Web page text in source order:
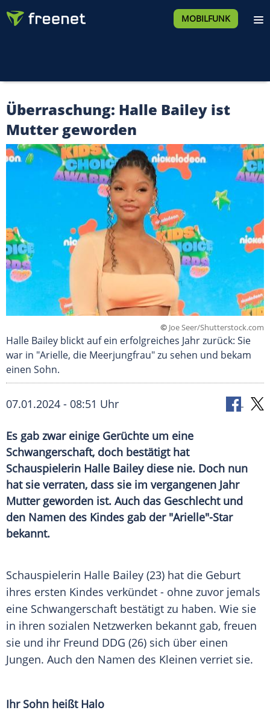
MOBILFUNK
Überraschung: Halle Bailey ist
Mutter geworden
© Joe Seer/Shutterstock.com
Halle Bailey blickt auf ein erfolgreiches Jahr zurück: Sie
war in "Arielle, die Meerjungfrau" zu sehen und bekam
einen Sohn.
07.01.2024 - 08:51 Uhr
Es gab zwar einige Gerüchte um eine
Schwangerschaft, doch bestätigt hat
Schauspielerin Halle Bailey diese nie. Doch nun
hat sie verraten, dass sie im vergangenen Jahr
Mutter geworden ist. Auch das Geschlecht und
den Namen des Kindes gab der "Arielle"-Star
bekannt.
Schauspielerin Halle Bailey (23) hat die Geburt
ihres ersten Kindes verkündet - ohne zuvor jemals
eine Schwangerschaft bestätigt zu haben. Wie sie
in ihren sozialen Netzwerken bekannt gab, freuen
sie und ihr Freund DDG (26) sich über einen
Jungen. Auch den Namen des Kleinen verriet sie.
Ihr Sohn heißt Halo